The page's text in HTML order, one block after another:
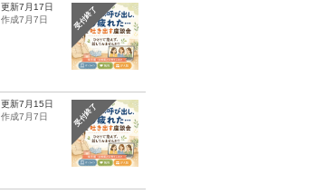
受付終了
更新7月17日
作成7月7日
受付終了
更新7月15日
作成7月7日